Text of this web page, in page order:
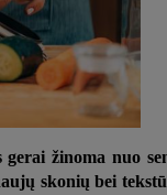
žinoma nuo
skonių bei